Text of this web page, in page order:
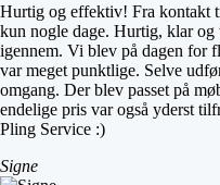
Hurtig og effektiv! Fra kontakt
kun nogle dage. Hurtig, klar
igennem. Vi blev på dagen for
var meget punktlige. Selve
omgang. Der blev passet på
endelige pris var også yderst
Pling Service :)
Signe